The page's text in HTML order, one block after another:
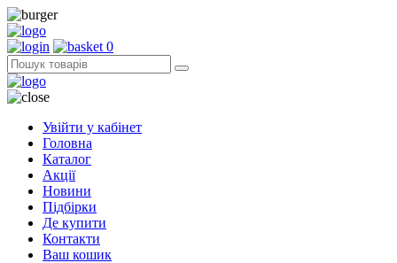
0
Увійти у кабінет
Головна
Каталог
Акції
Новини
Підбірки
Де купити
Контакти
Ваш кошик